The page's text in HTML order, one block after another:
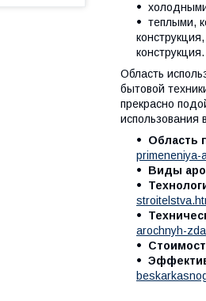
теплыми,
конструкция.
Область
бытовой
прекрасно
использования
Область
primeneniya-
Виды
arochnyh-